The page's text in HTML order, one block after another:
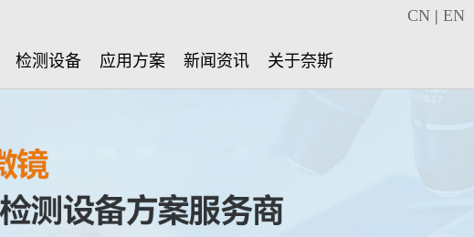
CN | EN
检测设备 应用方案 新闻资讯 关于奈斯